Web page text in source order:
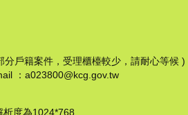
戶籍案件，受理櫃檯較少，請耐心等候 )
：a023800@kcg.gov.tw
度為1024*768